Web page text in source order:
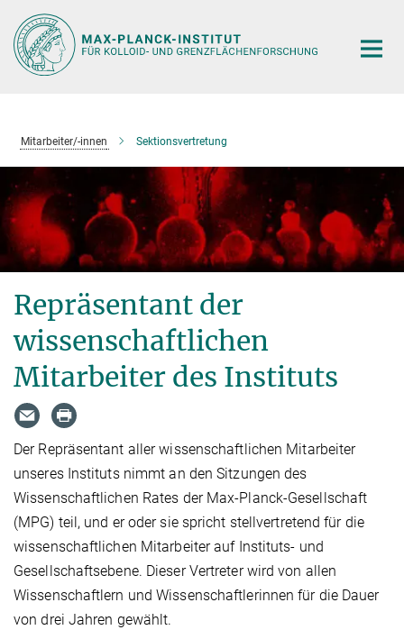
Hauptinhalt
Mitarbeiter/-innen Sektionsvertretung
Repräsentant der
wissenschaftlichen
Mitarbeiter des Instituts
Der Repräsentant aller wissenschaftlichen Mitarbeiter
unseres Instituts nimmt an den Sitzungen des
Wissenschaftlichen Rates der Max-Planck-Gesellschaft
(MPG) teil, und er oder sie spricht stellvertretend für die
wissenschaftlichen Mitarbeiter auf Instituts- und
Gesellschaftsebene. Dieser Vertreter wird von allen
Wissenschaftlern und Wissenschaftlerinnen für die Dauer
von drei Jahren gewählt.